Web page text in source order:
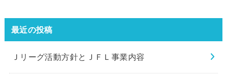
最近の投稿
Ｊリーグ活動方針とＪＦＬ事業内容